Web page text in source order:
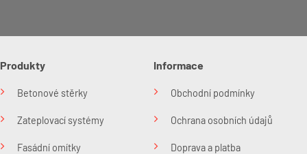
Produkty
Betonové stěrky
Zateplovací systémy
Fasádní omítky
Informace
Obchodní podmínky
Ochrana osobních údajů
Doprava a platba